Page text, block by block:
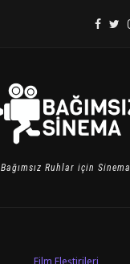
Bağımsız Ruhlar için Sinema
Film Eleştirileri